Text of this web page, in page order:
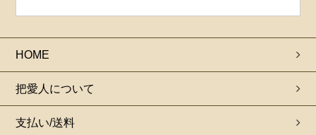
HOME
把愛人について
支払い/送料